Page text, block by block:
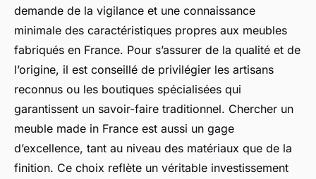
demande de la vigilance et une connaissance
minimale des caractéristiques propres aux meubles
fabriqués en France. Pour s’assurer de la qualité et de
l’origine, il est conseillé de privilégier les artisans
reconnus ou les boutiques spécialisées qui
garantissent un savoir-faire traditionnel. Chercher un
meuble made in France est aussi un gage
d’excellence, tant au niveau des matériaux que de la
finition. Ce choix reflète un véritable investissement